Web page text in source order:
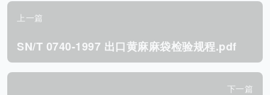
上一篇
SN/T 0740-1997 出口黄麻麻袋检验规程.pdf
下一篇